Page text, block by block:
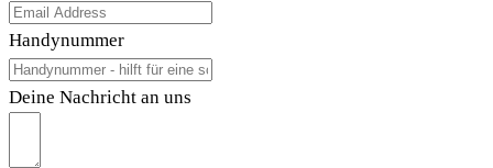
Handynummer
Deine Nachricht an uns